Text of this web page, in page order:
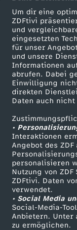
Um dir eine
ZDFtivi
und
eingesetzten
für unser
und unsere
Informationen
abrufen. Dabei
Einwilligung
direkten
Daten auch nicht
•
Interaktionen
Angebot des
personalisieren
Nutzung von
ZDFtivi. Daten
verwendet.
• Social Media
Social-Media-
Anbietern. Unter
zu ermöglichen.
Mehr ZDF
ZDF-Apps
Smart TV
ZDFtext
Livestreams
Sendungen A-Z
TV-Programm
ZDF Unternehmen
Karriere